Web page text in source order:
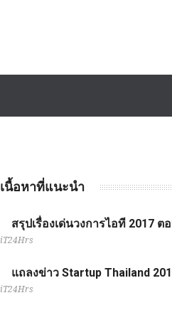
เนื้อหาที่แนะนำ
สรุปเรื่องเด่นวงการไอที 2017 ต
iT24Hrs
แถลงข่าว Startup Thailand
iT24Hrs